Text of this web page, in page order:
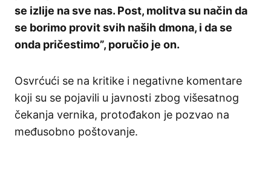
se izlije na sve nas. Post, molitva su način da
se borimo provit svih naših dmona, i da se
onda pričestimo”, poručio je on.
Osvrćući se na kritike i negativne komentare
koji su se pojavili u javnosti zbog višesatnog
čekanja vernika, protođakon je pozvao na
međusobno poštovanje.